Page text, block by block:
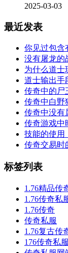
2025-03-03
最近发表
你见过包含
没有屠龙的
为什么道士
道士输出手
传奇中的尸
传奇中白野
传奇中没有
传奇游戏中
技能的使用
传奇交易时
标签列表
1.76精品传
1.76传奇私
1.76传奇
传奇私服
1.76复古传
176传奇私服